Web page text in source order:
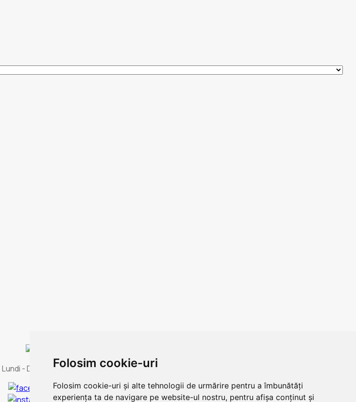
Folosim cookie-uri
Folosim cookie-uri și alte tehnologii de urmărire pentru a îmbunătăți
experiența ta de navigare pe website-ul nostru, pentru afișa conținut și
Lundi - Dimanche : 24h/24